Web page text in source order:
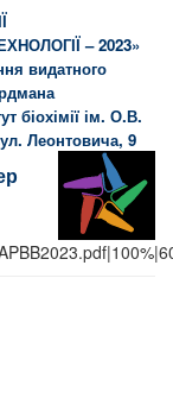
– 2023»
видатного
біохімії ім. О.В.
Леонтовича, 9
– 2023